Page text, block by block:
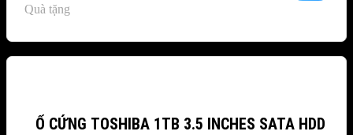
Quà tặng
Ổ CỨNG TOSHIBA 1TB 3.5 INCHES SATA HDD